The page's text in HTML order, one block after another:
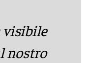
visibile
nostro